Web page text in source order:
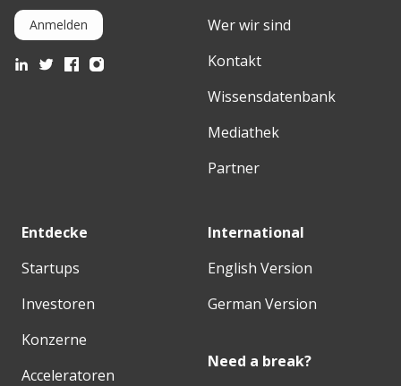
Anmelden
Wer wir sind
Kontakt
Wissensdatenbank
Mediathek
Partner
Entdecke
Startups
Investoren
Konzerne
Acceleratoren
International
English Version
German Version
Need a break?